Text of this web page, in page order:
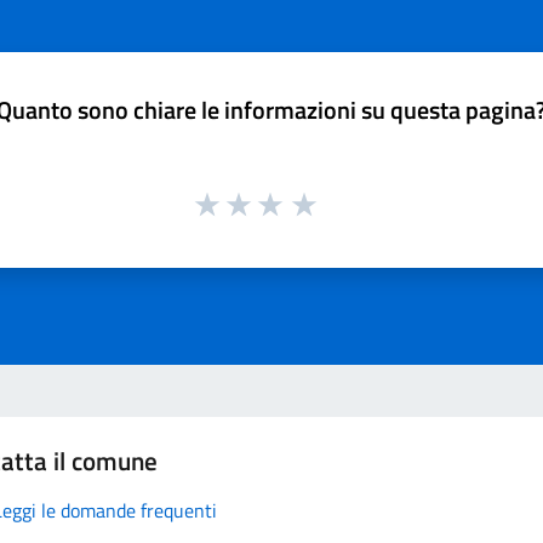
sono chiare le informazioni su questa
il comune
le domande frequenti